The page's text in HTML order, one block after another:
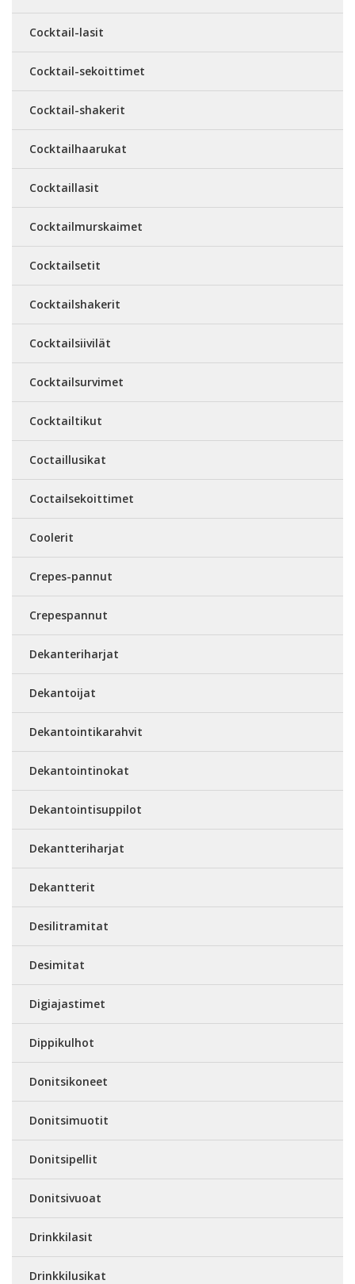
Cocktail-lasit
Cocktail-sekoittimet
Cocktail-shakerit
Cocktailhaarukat
Cocktaillasit
Cocktailmurskaimet
Cocktailsetit
Cocktailshakerit
Cocktailsiivilät
Cocktailsurvimet
Cocktailtikut
Coctaillusikat
Coctailsekoittimet
Coolerit
Crepes-pannut
Crepespannut
Dekanteriharjat
Dekantoijat
Dekantointikarahvit
Dekantointinokat
Dekantointisuppilot
Dekantteriharjat
Dekantterit
Desilitramitat
Desimitat
Digiajastimet
Dippikulhot
Donitsikoneet
Donitsimuotit
Donitsipellit
Donitsivuoat
Drinkkilasit
Drinkkilusikat